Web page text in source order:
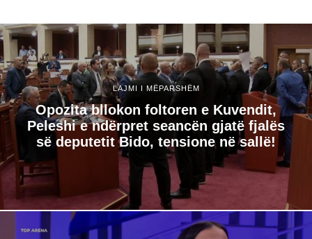
LAJMI I MËPARSHËM
Opozita bllokon foltoren e Kuvendit,
Peleshi e ndërpret seancën gjatë fjalës
së deputetit Bido, tensione në sallë!